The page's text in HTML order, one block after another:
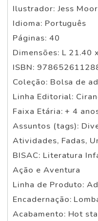
Ilustrador: Jess
Idioma: Português
Páginas: 40
Dimensões: L 21.40
ISBN:
Coleção: Bolsa de
Linha Editorial:
Faixa Etária: + 4
Assuntos (tags):
Atividades, Fadas,
BISAC: Literatura
Ação e Aventura
Linha de Produto:
Encadernação:
Acabamento: Hot